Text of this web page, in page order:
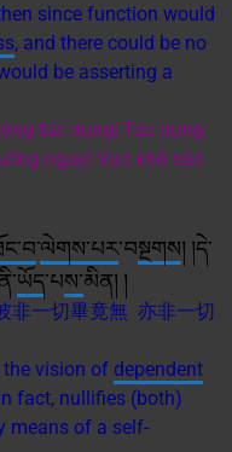
since function would
, and there could be no
be asserting a
tác dụng| Tác dụng
ngay| Vực khổ não
་ལེགས་པར་བསྔགས། །དེ་
ཡོད་པས་མིན། །
非一切畢竟無 亦非一切
the vision of dependent
fact, nullifies (both)
means of a self-